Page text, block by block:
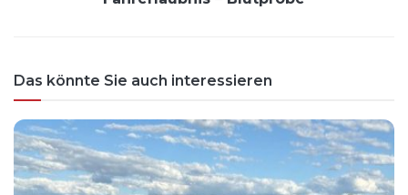
Das könnte Sie auch interessieren